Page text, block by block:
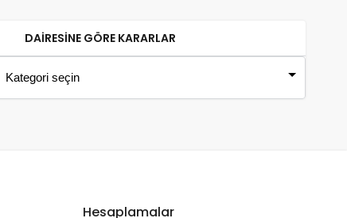
DAIRESINE GÖRE KARARLAR
Hesaplamalar